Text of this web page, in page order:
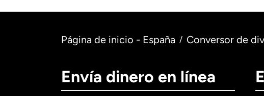
Página de inicio - España / Conversor de
Envía dinero en línea